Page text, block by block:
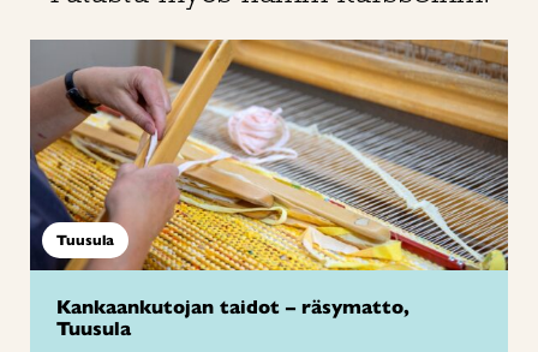
Tuusula
Kankaankutojan taidot – räsymatto,
Tuusula